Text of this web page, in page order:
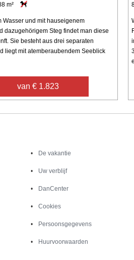
m²
Wasser und mit hauseigenem
dazugehörigem Steg findet man diese
Sie besteht aus drei separaten
liegt mit atemberaubendem Seeblick
van € 1.823
De vakantie
Uw verblijf
DanCenter
Cookies
Persoonsgegevens
Huurvoorwaarden